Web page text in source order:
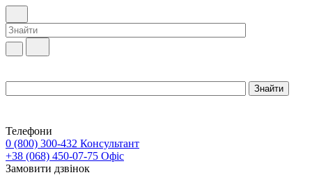
Телефони
0 (800) 300-432 Консультант
+38 (068) 450-07-75 Офіс
Замовити дзвінок